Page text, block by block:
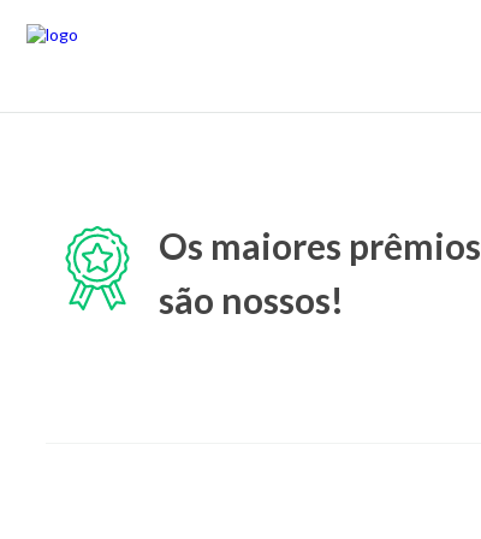
Os maiores prêmios
são nossos!